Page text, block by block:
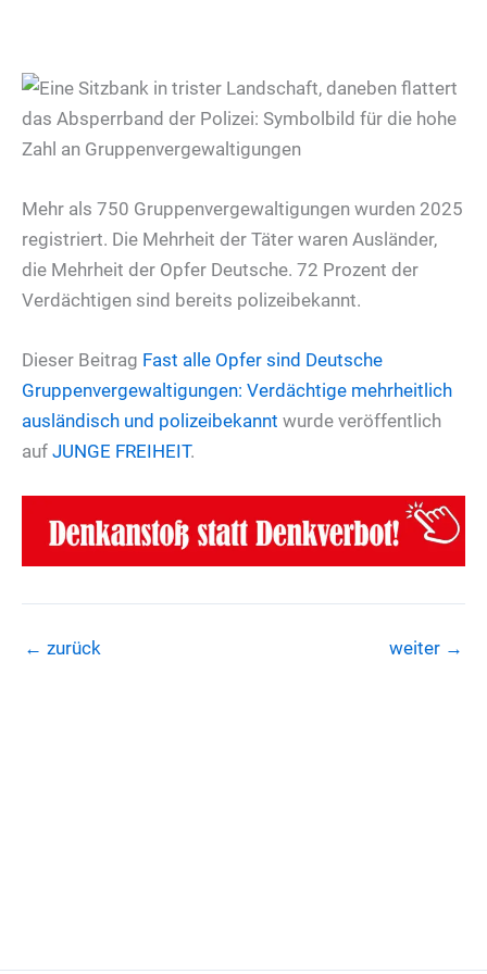
Mehr als 750 Gruppenvergewaltigungen wurden 2025
registriert. Die Mehrheit der Täter waren Ausländer,
die Mehrheit der Opfer Deutsche. 72 Prozent der
Verdächtigen sind bereits polizeibekannt.
Dieser Beitrag Fast alle Opfer sind Deutsche
Gruppenvergewaltigungen: Verdächtige mehrheitlich
ausländisch und polizeibekannt wurde veröffentlich
auf JUNGE FREIHEIT.
← zurück weiter →